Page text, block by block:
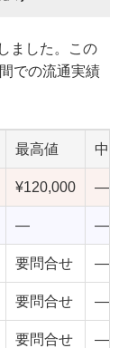
ました。この
での流通実績
最高値 中点値
¥120,000 —
— —
要問合せ —
要問合せ —
要問合せ —